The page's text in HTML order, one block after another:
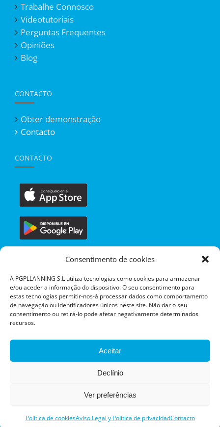
Consentimento de cookies
A PGPLLANNING S.L utiliza tecnologias como cookies para armazenar
e/ou aceder a informação do dispositivo. O seu consentimento para
estas tecnologias permitir-nos-á processar dados como comportamento
de navegação ou identificadores únicos neste site. Não dar o seu
consentimento ou retirá-lo pode afetar negativamente determinados
recursos.
Aceitar
Declínio
Ver preferências
Politica de cookiesAviso Legal y Política de privacidadContacto
Trabalhe Connosco
Videotutoriais
Perguntas Frequentes
Opiniões
Blog
CONTACTO
Obter demonstração
Contacto
CONTACTO
Aviso legal y Política de privacidad
|
Política de cookies | Diseño: Globales